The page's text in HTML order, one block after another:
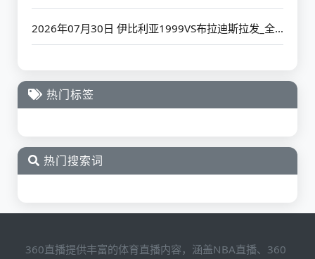
2026年07月30日 伊比利亚1999VS布拉迪斯拉发_全场录像【高清回放】
热门标签
热门搜索词
360直播提供丰富的体育直播内容，涵盖NBA直播、360